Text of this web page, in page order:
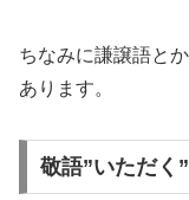
ちなみに謙譲語と
あります。
敬語”いただく